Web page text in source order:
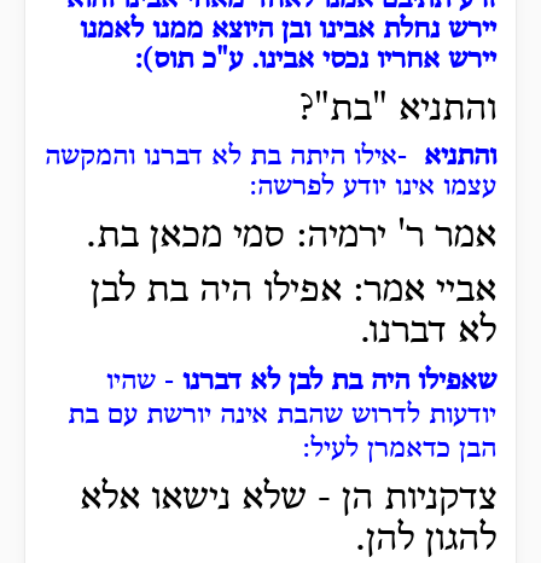
יירש נחלת אבינו ובן היוצא ממנו לאמנו
יירש אחריו נכסי אבינו. ע"כ תוס):
והתניא "בת"?
והתניא -אילו היתה בת לא דברנו והמקשה
עצמו אינו יודע לפרשה:
אמר ר' ירמיה: סמי מכאן בת.
אביי אמר: אפילו היה בת לבן
לא דברנו.
שאפילו היה בת לבן לא דברנו - שהיו
יודעות לדרוש שהבת אינה יורשת עם בת
הבן כדאמרן לעיל:
צדקניות הן - שלא נישאו אלא
להגון להן.